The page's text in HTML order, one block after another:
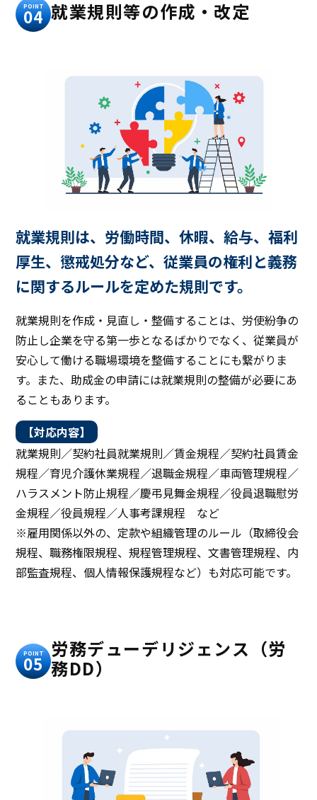
POINT
04 就業規則等の作成・改定
就業規則は、労働時間、休暇、給与、福利
厚生、懲戒処分など、従業員の権利と義務
に関するルールを定めた規則です。
就業規則を作成・見直し・整備することは、労使紛争の
防止し企業を守る第一歩となるばかりでなく、従業員が
安心して働ける職場環境を整備することにも繋がりま
す。また、助成金の申請には就業規則の整備が必要にあ
ることもあります。
【対応内容】
就業規則／契約社員就業規則／賃金規程／契約社員賃金
規程／育児介護休業規程／退職金規程／車両管理規程／
ハラスメント防止規程／慶弔見舞金規程／役員退職慰労
金規程／役員規程／人事考課規程 など
※雇用関係以外の、定款や組織管理のルール（取締役会
規程、職務権限規程、規程管理規程、文書管理規程、内
部監査規程、個人情報保護規程など）も対応可能です。
POINT
05
労務デューデリジェンス（労
務DD）